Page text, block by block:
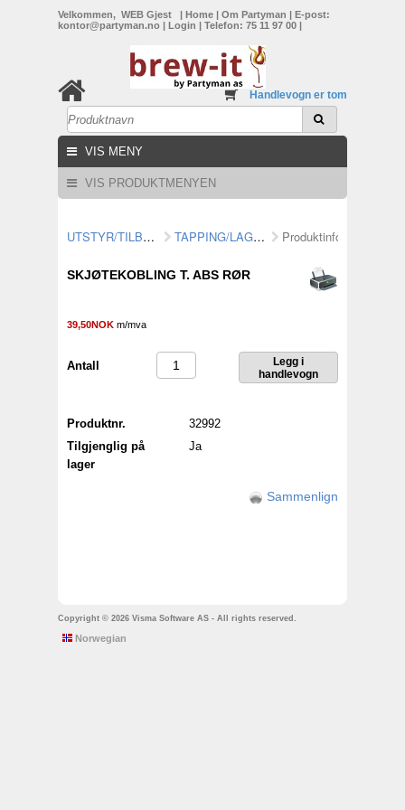
Velkommen, WEB Gjest | Home | Om Partyman | E-post:
kontor@partyman.no | Login | Telefon: 75 11 97 00 |
Handlevogn er tom
VIS MENY
VIS PRODUKTMENYEN
UTSTYR/TILBEHØR TAPPING/LAGRING Produktinformasjon
SKJØTEKOBLING T. ABS RØR
39,50NOK m/mva
Antall
Produktnr.
32992
Tilgjenglig på
lager
Ja
Sammenlign
Copyright © 2026 Visma Software AS - All rights reserved.
Norwegian